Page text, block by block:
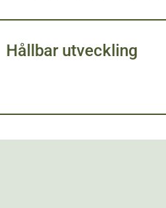
Hållbar utveckling